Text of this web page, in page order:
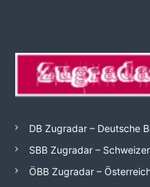
DB Zugradar – Deutsche
SBB Zugradar –
ÖBB Zugradar –